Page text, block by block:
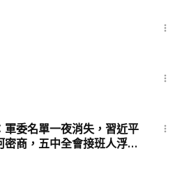
委名單一夜消失，習近平
商，五中全會接班人浮
453期】